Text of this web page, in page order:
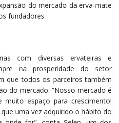
do mercado da erva-mate
fundadores.
com diversas ervateiras e
na prosperidade do setor
que todos os parceiros também
do mercado. “Nosso mercado é
espaço para crescimento!
uma vez adquirido o hábito do